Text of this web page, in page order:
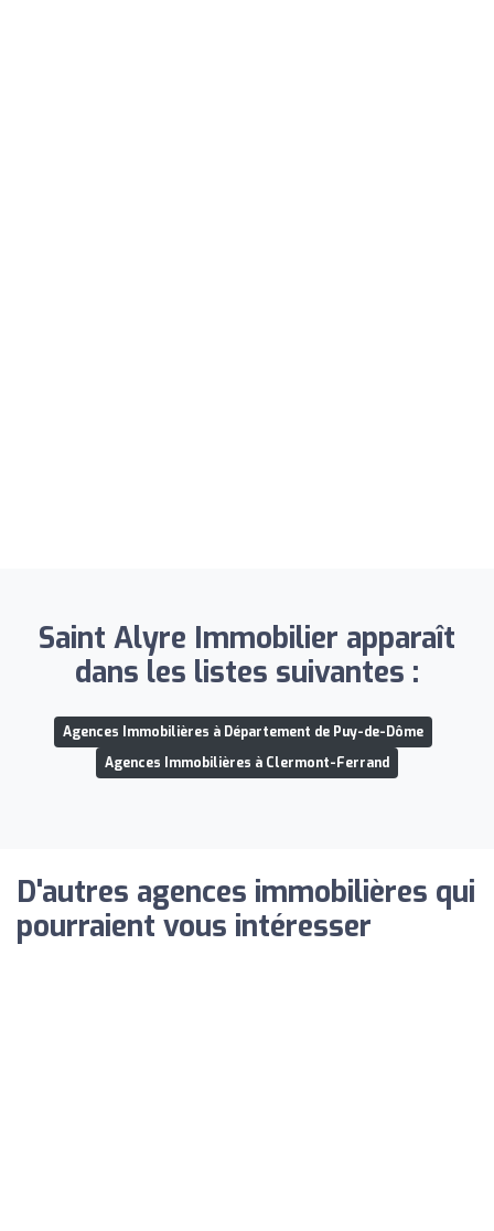
Saint Alyre Immobilier apparaît
dans les listes suivantes :
Agences Immobilières à Département de Puy-de-Dôme
Agences Immobilières à Clermont-Ferrand
D'autres agences immobilières qui
pourraient vous intéresser